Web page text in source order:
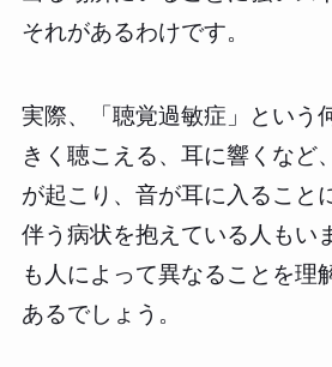
それがあるわけです。
実際、「聴覚過敏症」という
きく聴こえる、耳に響くなど
が起こり、音が耳に入ること
伴う病状を抱えている人もい
も人によって異なることを理
あるでしょう。